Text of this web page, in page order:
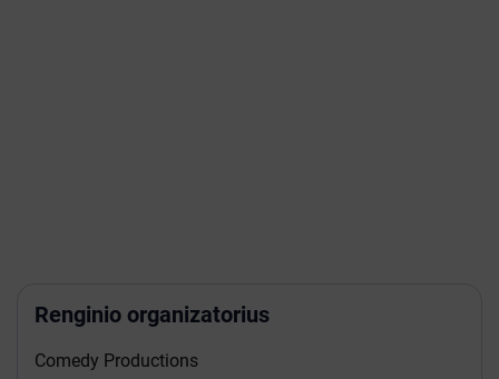
Renginio organizatorius
Comedy Productions